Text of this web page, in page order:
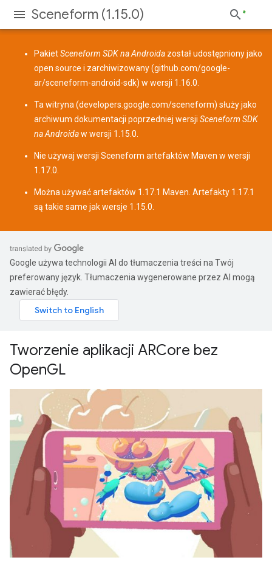
Sceneform (1.15.0)
PakietSceneform SDK na Androida został udostępniony jako
open source i zarchiwizowany (github.com/google-
ar/sceneform-android-sdk) w wersji 1.16.0.
Ta witryna (developers.google.com/sceneform) służy jako
archiwum dokumentacji poprzedniej wersji Sceneform SDK
na Androidaw wersji 1.15.0.
Nie używaj wersji Sceneform artefaktów Maven w wersji
1.17.0.
Można używać artefaktów 1.17.1 Maven. Artefakty 1.17.1
są takie same jak wersje 1.15.0.
Google używa technologii AI do tłumaczenia treści na Twój
preferowany język. Tłumaczenia wygenerowane przez AI mogą
zawierać błędy.
Tworzenie aplikacji ARCore bez
OpenGL